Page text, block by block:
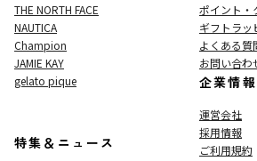
THE NORTH FACE
NAUTICA
Champion
JAMIE KAY
gelato pique
特集＆ニュース
ポイント・
ギフトラッ
よくある質
お問い合わ
企業情報
運営会社
採用情報
ご利用規約